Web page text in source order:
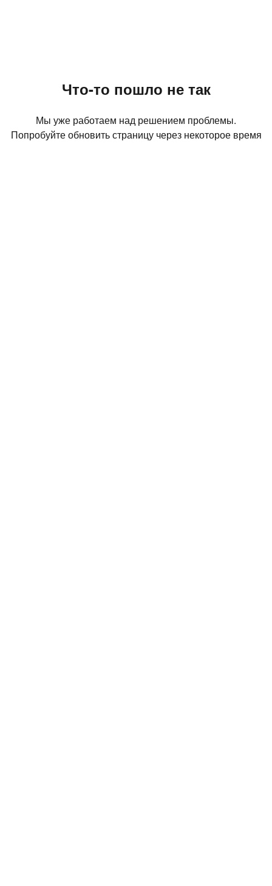
Что-то пошло не так
Мы уже работаем над решением проблемы.
Попробуйте обновить страницу через некоторое время